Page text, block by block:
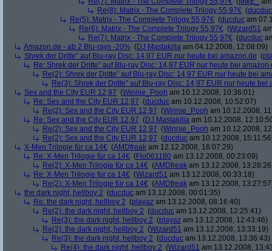
Re(8): Matrix - The Complete Trilogy 55,97€ (ducduc
Re(5): Matrix - The Complete Trilogy 55,97€ (ducduc am
Re(6): Matrix - The Complete Trilogy 55,97€ (Wizard51
Re(7): Matrix - The Complete Trilogy 55,97€ (ducduc
Amazon.de - ab 2 Blu-rays -20% (DJ Mastakilla am 04.12.2008, 12:08:09)
Shrek der Dritte” auf Blu-ray Disc: 14,97 EUR nur heute bei amazon.de (
Re: Shrek der Dritte” auf Blu-ray Disc: 14,97 EUR nur heute bei
Re(2): Shrek der Dritte” auf Blu-ray Disc: 14,97 EUR nur heute bei
Re(3): Shrek der Dritte” auf Blu-ray Disc: 14,97 EUR nur heute bei
Sex and the City EUR 12,97 (Winnie_Pooh am 10.12.2008, 10:36:01)
Re: Sex and the City EUR 12,97 (ducduc am 10.12.2008, 10:52:07)
Re(2): Sex and the City EUR 12,97 (Winnie_Pooh am 10.12.2008,
Re: Sex and the City EUR 12,97 (DJ Mastakilla am 10.12.2008,
Re(2): Sex and the City EUR 12,97 (Winnie_Pooh am 10.12.2008,
Re(2): Sex and the City EUR 12,97 (ducduc am 10.12.2008,
X-Men Trilogie für ca 14€ (AMDfreak am 12.12.2008, 16:07:29)
Re: X-Men Trilogie für ca 14€ (Flo061180 am 13.12.2008, 00:23:09)
Re(2): X-Men Trilogie für ca 14€ (AMDfreak am 13.12.2008,
Re: X-Men Trilogie für ca 14€ (Wizard51 am 13.12.2008, 00:33:18)
Re(2): X-Men Trilogie für ca 14€ (AMDfreak am 13.12.2008,
the dark night, hellboy 2 (ducduc am 13.12.2008, 00:01:35)
Re: the dark night, hellboy 2 (playaz am 13.12.2008, 08:16:40)
Re(2): the dark night, hellboy 2 (ducduc am 13.12.2008, 12:25:41)
Re(3): the dark night, hellboy 2 (playaz am 13.12.2008, 12:43:46)
Re(2): the dark night, hellboy 2 (Wizard51 am 13.12.2008, 13:33:19)
Re(3): the dark night, hellboy 2 (ducduc am 13.12.2008, 13:36:43)
Re(4): the dark night, hellboy 2 (Wizard51 am 13.12.2008,